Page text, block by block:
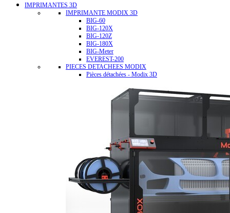
IMPRIMANTES 3D
IMPRIMANTE MODIX 3D
BIG-60
BIG-120X
BIG-120Z
BIG-180X
BIG-Meter
EVEREST-200
PIECES DETACHEES MODIX
Pièces détachées - Modix 3D